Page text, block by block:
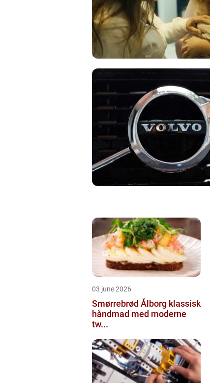
03 june 2026
Smørrebrød Ålborg klassisk
håndmad med moderne
tw...